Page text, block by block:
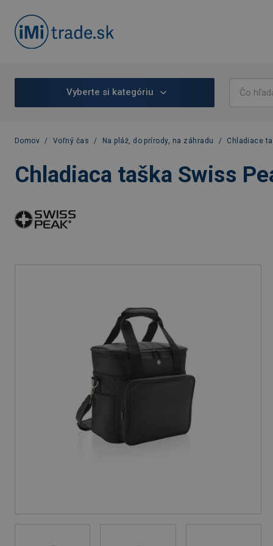
Vyberte si kategóriu
Domov / Voľný čas / Na pláž, do prírody, na záhradu / Chladiace
Chladiaca taška Swiss